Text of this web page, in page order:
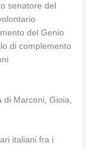
senatore del
del Genio
di complemento
Marconi, Gioia,
italiani fra i